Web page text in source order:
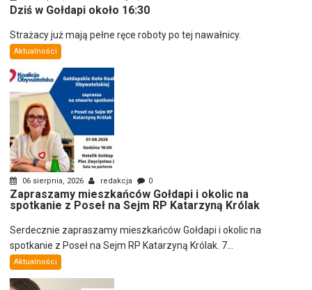
Dziś w Gołdapi około 16:30
Strażacy już mają pełne ręce roboty po tej nawałnicy.
Aktualności
06 sierpnia, 2026 redakcja 0
Zapraszamy mieszkańców Gołdapi i okolic na
spotkanie z Poseł na Sejm RP Katarzyną Królak
Serdecznie zapraszamy mieszkańców Gołdapi i okolic na
spotkanie z Poseł na Sejm RP Katarzyną Królak. 7...
Aktualności